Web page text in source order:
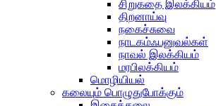
சிறுகதை இலக்கியம்
திறனாய்வு
நகைச்சுவை
நாடகம்ஃபனுவல்கள்
நாவல் இலக்கியம்
மரபிலக்கியம்
மொழியியல்
கலையும் பொழுதுபோக்கும்